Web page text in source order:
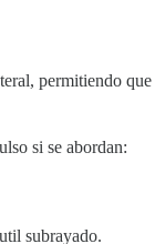
permitiendo
si se abordan:
subrayado.